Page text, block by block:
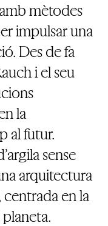
mètodes
impulsar una
Des de fa
i el seu
la
al futur.
sense
arquitectura
en la